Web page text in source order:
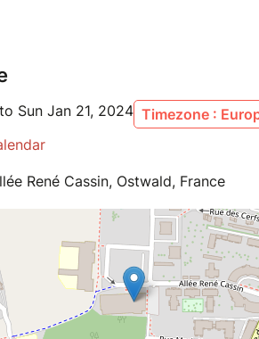
Sun Jan 21, 2024 Timezone :
René Cassin, Ostwald, France